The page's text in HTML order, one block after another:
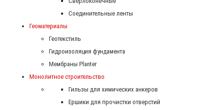
Соединительные ленты
Геоматериалы
Геотекстиль
Гидроизоляция фундамента
Мембраны Planter
Монолитное строительство
Гильзы для химических анкеров
Ершики для прочистки отверстий